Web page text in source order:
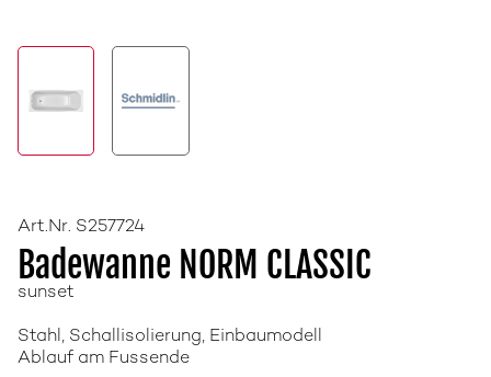
Art.Nr. S257724
Badewanne NORM CLASSIC
sunset
Stahl, Schallisolierung, Einbaumodell
Ablauf am Fussende